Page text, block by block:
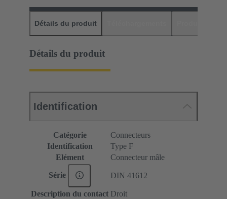
Détails du produit
Détails du produit
Identification
Catégorie
Connecteurs
Identification
Type F
Elément
Connecteur mâle
Série DIN 41612
Description du contact Droit